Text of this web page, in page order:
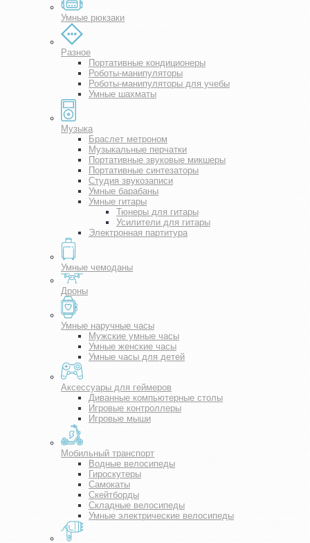
Умные рюкзаки
Разное
Портативные кондиционеры
Роботы-манипуляторы
Роботы-манипуляторы для учебы
Умные шахматы
Музыка
Браслет метроном
Музыкальные перчатки
Портативные звуковые микшеры
Портативные синтезаторы
Студия звукозаписи
Умные барабаны
Умные гитары
Тюнеры для гитары
Усилители для гитары
Электронная партитура
Умные чемоданы
Дроны
Умные наручные часы
Мужские умные часы
Умные женские часы
Умные часы для детей
Аксессуары для геймеров
Диванные компьютерные столы
Игровые контроллеры
Игровые мыши
Мобильный транспорт
Водные велосипеды
Гироскутеры
Самокаты
Скейтборды
Складные велосипеды
Умные электрические велосипеды